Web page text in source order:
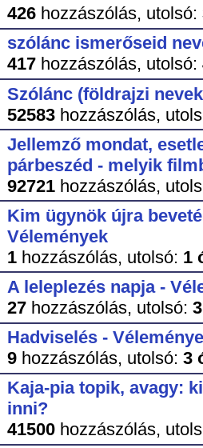
426hozzászólás, utolsó:
szólánc ismerőseid
417hozzászólás, utolsó:
Szólánc (földrajzi
52583hozzászólás,
Jellemző mondat,
párbeszéd - melyik
92721hozzászólás,
Kim ügynök újra
Vélemények
1hozzászólás, utolsó: 1
A leleplezés napja -
27hozzászólás, utolsó:
Hadviselés -
9hozzászólás, utolsó: 3
Kaja-pia topik, avagy:
inni?
41500hozzászólás,